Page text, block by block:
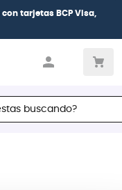
con tarjetas BCP Visa,